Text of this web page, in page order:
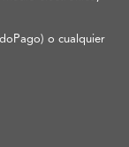
o cualquier